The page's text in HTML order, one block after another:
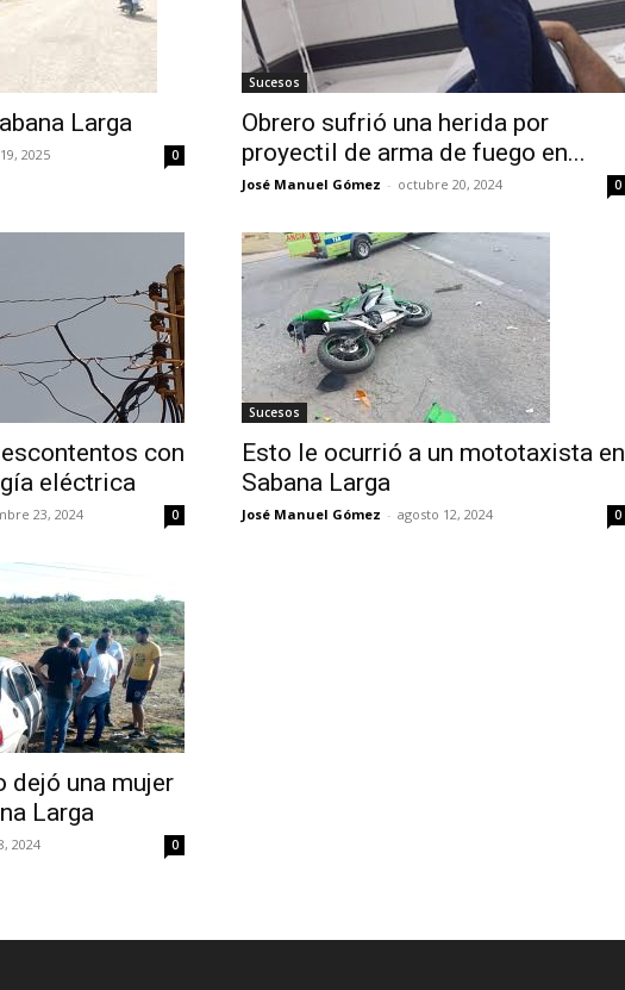
Larga
2025 0
Sucesos
Obrero sufrió una herida por
proyectil de arma de fuego en...
José Manuel Gómez - octubre 20, 2024 0
con
eléctrica
23, 2024 0
Sucesos
Esto le ocurrió a un mototaxista en
Sabana Larga
José Manuel Gómez - agosto 12, 2024 0
dejó una mujer
Larga
2024 0